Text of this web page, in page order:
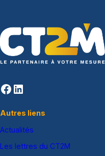
Facebook LinkedIn
Autres liens
Actualités
Les lettres du CT2M